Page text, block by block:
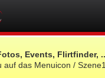
Events, Flirtfinder,
auf das Menuicon /